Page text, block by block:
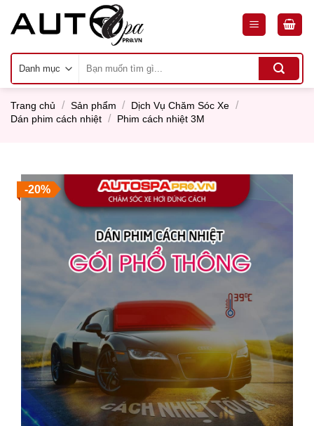
kiếm:
Trang chủ / Sản phẩm / Dịch Vụ Chăm Sóc Xe /
Dán phim cách nhiệt / Phim cách nhiệt 3M
-20%